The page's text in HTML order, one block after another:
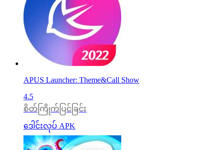
APUS Launcher: Theme&Call Show
4.5
စိတ်ကြိုက်ပြင်ခြင်း
ဒေါင်းလုပ် APK